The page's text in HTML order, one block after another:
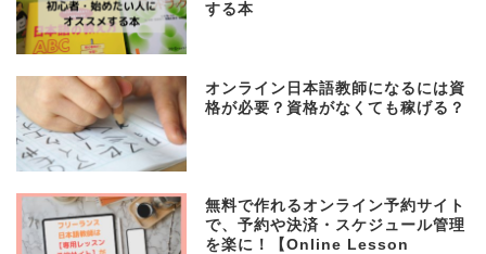
する本
オンライン日本語教師になるには資
格が必要？資格がなくても稼げる？
無料で作れるオンライン予約サイト
で、予約や決済・スケジュール管理
を楽に！【Online Lesson